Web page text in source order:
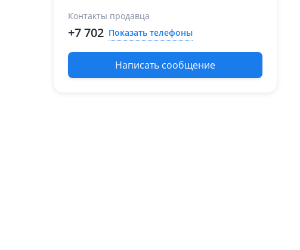
Lexus LX 570
2015 - н.в. 3 поколение
Контакты продавца
+7 702 Показать телефоны
Написать сообщение